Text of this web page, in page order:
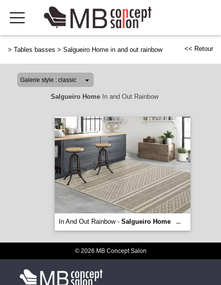
> Tables basses > Salgueiro Home in and out rainbow << Retour
Salgueiro HomeIn and Out Rainbow
In And Out Rainbow - Salgueiro Home ...
© 2026 MB Concept Salon